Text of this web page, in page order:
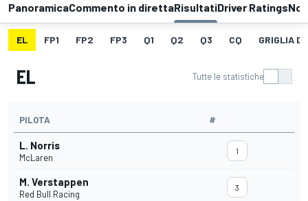
PanoramicaCommento in direttaRisultatiDriver Ratings
EL FP1 FP2 FP3 Q1 Q2 Q3 CQ GRIGLIA
EL Tutte le statistiche
PILOTA #
L. Norris
McLaren
1
M. Verstappen
Red Bull Racing
3